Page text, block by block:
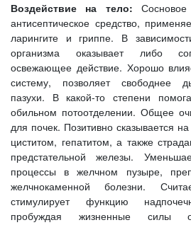
Воздействие на тело:
антисептическое средство,
ларингите и гриппе. В
организма оказывает либо
освежающее действие. Хорошо
систему, позволяет свободнее
пазухи. В какой-то степени
обильном потоотделении. Общее
для почек. Позитивно сказывается
циститом, гепатитом, а также
предстательной железы.
процессы в желчном пузыре,
желчнокаменной болезни.
стимулирует функцию
пробуждая жизненные силы